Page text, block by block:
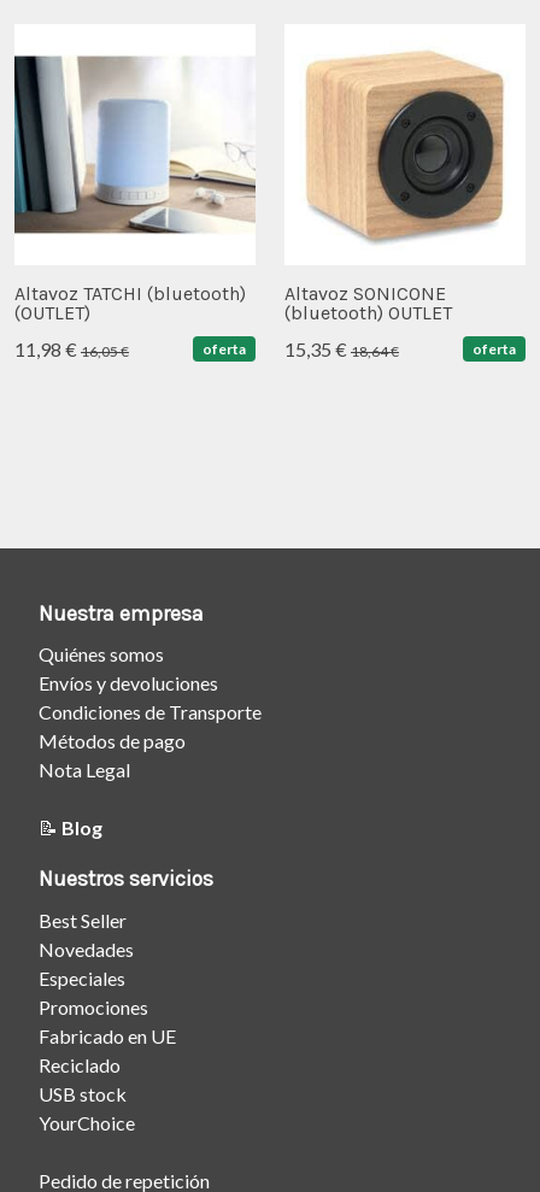
Altavoz TATCHI (bluetooth)
(OUTLET)
11,98 € 16,05 € oferta
Altavoz SONICONE
(bluetooth) OUTLET
15,35 € 18,64 € oferta
Nuestra empresa
Quiénes somos
Envíos y devoluciones
Condiciones de Transporte
Métodos de pago
Nota Legal
📝 Blog
Nuestros servicios
Best Seller
Novedades
Especiales
Promociones
Fabricado en UE
Reciclado
USB stock
YourChoice
Pedido de repetición